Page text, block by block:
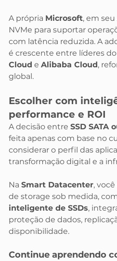
A própria Microsoft, em
NVMe para suportar
com latência reduzida. A
é crescente entre líderes
Cloud e Alibaba Cloud ,
global.
Escolher com
performance e ROI
A decisão entre SSD SATA
feita apenas com base no
considerar o perfil das
transformação digital e a
Na Smart Datacenter,
de storage sob medida,
inteligente de SSDs,
proteção de dados,
disponibilidade.
Continue aprendendo